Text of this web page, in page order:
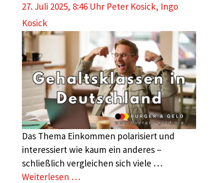
27. Juli 2025, 8:46 Uhr Peter Kosick, Ingo
Kosick
Das Thema Einkommen polarisiert und
interessiert wie kaum ein anderes –
schließlich vergleichen sich viele …
Weiterlesen …